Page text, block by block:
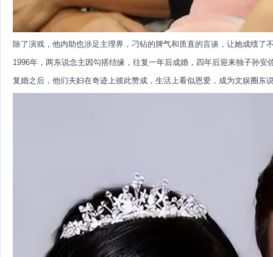
除了演戏，他内助也涉足主理界，刁钻的脾气和质直的言谈，让她成绩了
1996年，两东说念主因勾搭结缘，往复一年后成婚，四年后迎来独子孙
复婚之后，他们夫妇在奇迹上彼此赞成，生活上看似恩爱，成为文娱圈东